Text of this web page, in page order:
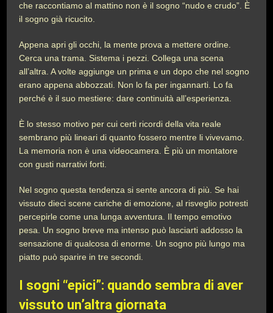
che raccontiamo al mattino non è il sogno “nudo e crudo”. È
il sogno già ricucito.
Appena apri gli occhi, la mente prova a mettere ordine.
Cerca una trama. Sistema i pezzi. Collega una scena
all’altra. A volte aggiunge un prima e un dopo che nel sogno
erano appena abbozzati. Non lo fa per ingannarti. Lo fa
perché è il suo mestiere: dare continuità all’esperienza.
È lo stesso motivo per cui certi ricordi della vita reale
sembrano più lineari di quanto fossero mentre li vivevamo.
La memoria non è una videocamera. È più un montatore
con gusti narrativi forti.
Nel sogno questa tendenza si sente ancora di più. Se hai
vissuto dieci scene cariche di emozione, al risveglio potresti
percepirle come una lunga avventura. Il tempo emotivo
pesa. Un sogno breve ma intenso può lasciarti addosso la
sensazione di qualcosa di enorme. Un sogno più lungo ma
piatto può sparire in tre secondi.
I sogni “epici”: quando sembra di aver
vissuto un’altra giornata